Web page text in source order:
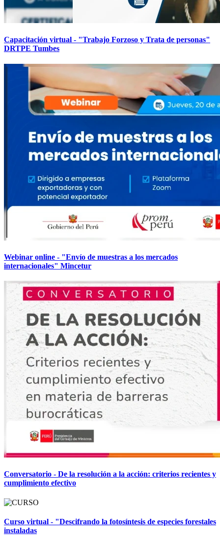
Capacitación virtual - "Trabajo Forzoso y Trata de personas"
DRTPE Tumbes
Webinar online - "Envío de muestras a los mercados
internacionales" Mincetur
Conversatorio - De la resolución a la acción: criterios recientes y
cumplimiento efectivo
Curso virtual - "Descifrando la fotosíntesis de especies forestales
instaladas